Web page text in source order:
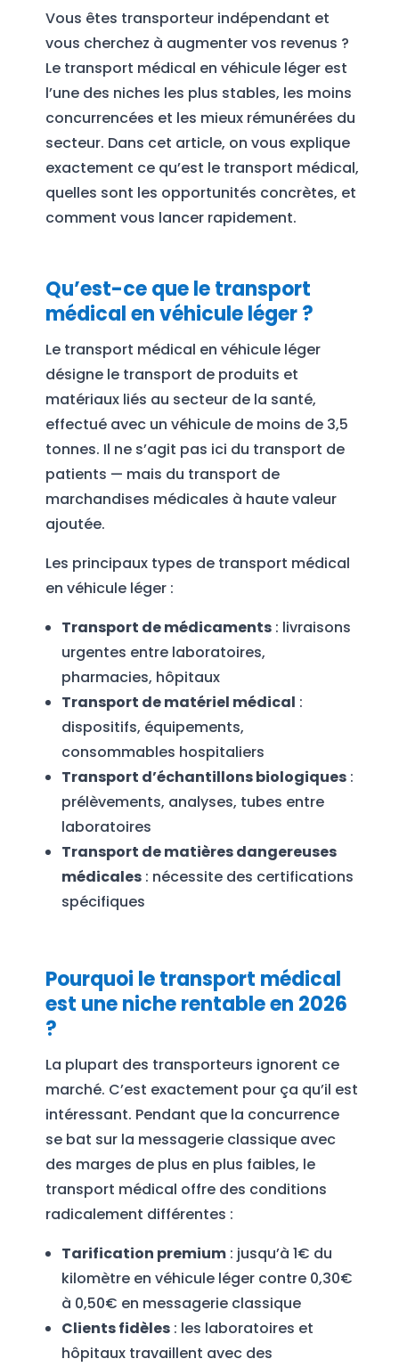
Vous êtes transporteur indépendant et
vous cherchez à augmenter vos revenus ?
Le transport médical en véhicule léger est
l’une des niches les plus stables, les moins
concurrencées et les mieux rémunérées du
secteur. Dans cet article, on vous explique
exactement ce qu’est le transport médical,
quelles sont les opportunités concrètes, et
comment vous lancer rapidement.
Qu’est-ce que le transport
médical en véhicule léger ?
Le transport médical en véhicule léger
désigne le transport de produits et
matériaux liés au secteur de la santé,
effectué avec un véhicule de moins de 3,5
tonnes. Il ne s’agit pas ici du transport de
patients — mais du transport de
marchandises médicales à haute valeur
ajoutée.
Les principaux types de transport médical
en véhicule léger :
Transport de médicaments: livraisons
urgentes entre laboratoires,
pharmacies, hôpitaux
Transport de matériel médical :
dispositifs, équipements,
consommables hospitaliers
Transport d’échantillons biologiques:
prélèvements, analyses, tubes entre
laboratoires
Transport de matières dangereuses
médicales: nécessite des certifications
spécifiques
Pourquoi le transport médical
est une niche rentable en 2026
?
La plupart des transporteurs ignorent ce
marché. C’est exactement pour ça qu’il est
intéressant. Pendant que la concurrence
se bat sur la messagerie classique avec
des marges de plus en plus faibles, le
transport médical offre des conditions
radicalement différentes :
Tarification premium: jusqu’à 1€ du
kilomètre en véhicule léger contre 0,30€
à 0,50€ en messagerie classique
Clients fidèles: les laboratoires et
hôpitaux travaillent avec des